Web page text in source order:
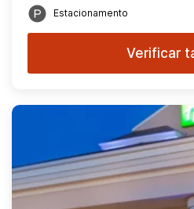
Estacionamento
Verificar